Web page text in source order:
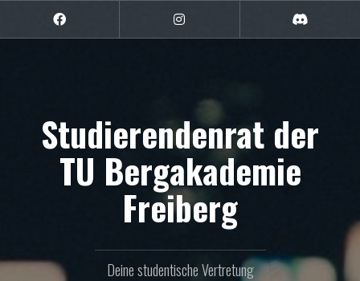
springen
Facebook
Studierendenrat der
TU Bergakademie
Freiberg
Deine studentische Vertretung